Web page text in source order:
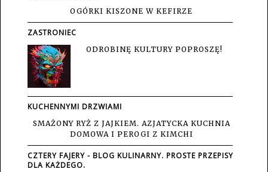
OGÓRKI KISZONE W KEFIRZE
ZASTRONIEC
ODROBINĘ KULTURY POPROSZĘ!
KUCHENNYMI DRZWIAMI
SMAŻONY RYŻ Z JAJKIEM. AZJATYCKA KUCHNIA
DOMOWA I PEROGI Z KIMCHI
CZTERY FAJERY - BLOG KULINARNY. PROSTE PRZEPISY
DLA KAŻDEGO.